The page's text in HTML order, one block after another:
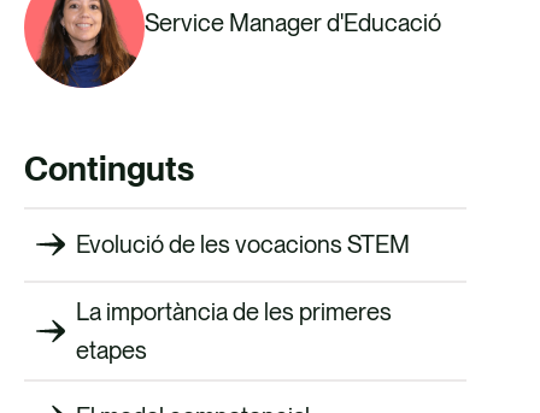
Service Manager d'Educació
Continguts
Evolució de les vocacions STEM
La importància de les primeres
etapes